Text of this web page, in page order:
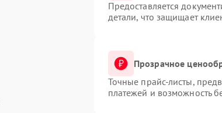
Предоставляется
детали, что защищает
Прозрачное
Точные прайс-листы,
платежей и возможность